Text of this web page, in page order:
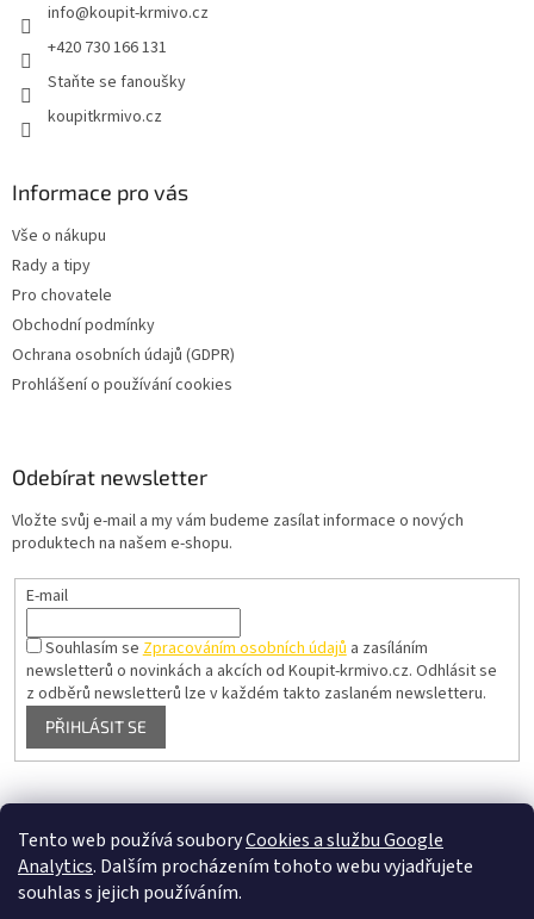
Tento web používá souboryCookies a službu Google
Analytics. Dalším procházením tohoto webu vyjadřujete
souhlas s jejich používáním.
info@koupit-krmivo.cz
+420 730 166 131
Staňte se fanoušky
koupitkrmivo.cz
Informace pro vás
Vše o nákupu
Rady a tipy
Pro chovatele
Obchodní podmínky
Ochrana osobních údajů (GDPR)
Prohlášení o používání cookies
Odebírat newsletter
Vložte svůj e-mail a my vám budeme zasílat informace o nových
produktech na našem e-shopu.
E-mail
Souhlasím se Zpracováním osobních údajů a zasíláním
newsletterů o novinkách a akcích od Koupit-krmivo.cz. Odhlásit se
z odběrů newsletterů lze v každém takto zaslaném newsletteru.
PŘIHLÁSIT SE